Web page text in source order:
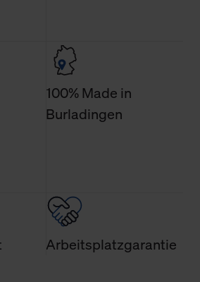
Nutzung Ihrer persönlichen Daten
Datenschutzerklärung.
100% Made in
Burladingen
Arbeitsplatzgarantie